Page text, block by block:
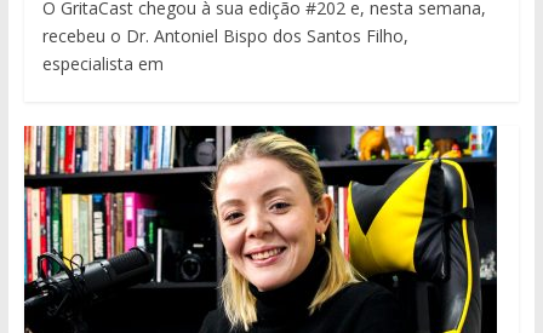
O GritaCast chegou à sua edição #202 e, nesta semana,
recebeu o Dr. Antoniel Bispo dos Santos Filho,
especialista em